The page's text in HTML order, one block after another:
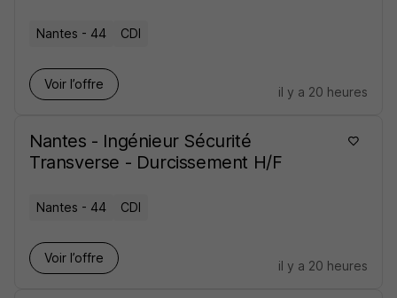
Nantes - 44 CDI
Voir l’offre
il y a 20 heures
Nantes - Ingénieur Sécurité
Transverse - Durcissement H/F
Nantes - 44 CDI
Voir l’offre
il y a 20 heures